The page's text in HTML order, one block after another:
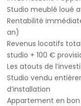
Studio meublé loué
Rentabilité
an)
Revenus locatifs
studio + 100 €
Les atouts de
Studio vendu
d’installation
Appartement en